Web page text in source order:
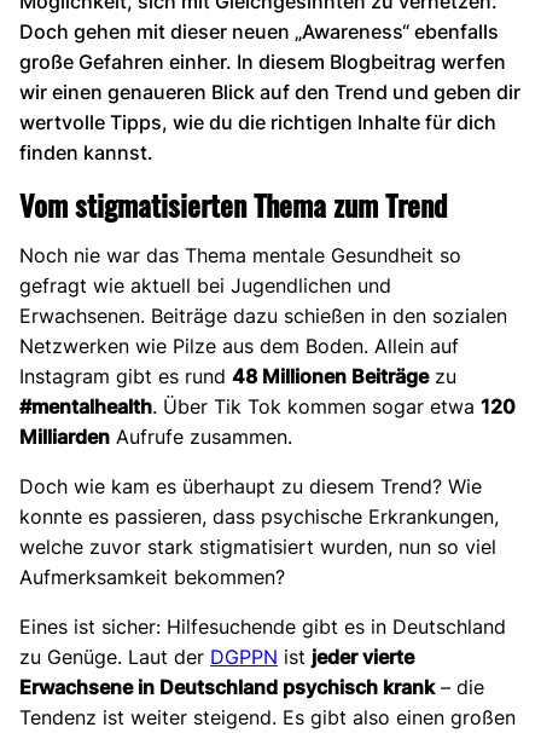
Doch gehen mit dieser neuen „Awareness“ ebenfalls
große Gefahren einher. In diesem Blogbeitrag werfen
wir einen genaueren Blick auf den Trend und geben dir
wertvolle Tipps, wie du die richtigen Inhalte für dich
finden kannst.
Vom stigmatisierten Thema zum Trend
Noch nie war das Thema mentale Gesundheit so
gefragt wie aktuell bei Jugendlichen und
Erwachsenen. Beiträge dazu schießen in den sozialen
Netzwerken wie Pilze aus dem Boden. Allein auf
Instagram gibt es rund 48 Millionen Beiträgezu
#mentalhealth. Über Tik Tok kommen sogar etwa 120
Milliarden Aufrufe zusammen.
Doch wie kam es überhaupt zu diesem Trend? Wie
konnte es passieren, dass psychische Erkrankungen,
welche zuvor stark stigmatisiert wurden, nun so viel
Aufmerksamkeit bekommen?
Eines ist sicher: Hilfesuchende gibt es in Deutschland
zu Genüge. Laut der DGPPN ist jeder vierte
Erwachsene in Deutschland psychisch krank– die
Tendenz ist weiter steigend. Es gibt also einen großen